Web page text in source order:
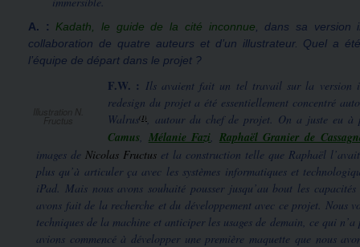
A. : Kadath, le guide de la cité inconnue , dans sa version
collaboration de quatre auteurs et d’un illustrateur. Quel a
l’équipe de départ dans le projet ?
Illustration N.
Fructus
F.W. : Ils avaient fait un tel travail sur la version
redesign du projet a été essentiellement concentré
Walrus(1), autour du chef de projet. On a juste eu à
Camus, Mélanie Fazi, Raphaël Granier de
images de Nicolas Fructus et la construction telle que Raphaël
plus qu’à articuler ça avec les systèmes informatiques et
iPad. Mais nous avons souhaité pousser jusqu’au bout les
avons fait de la recherche et du développement avec ce projet. Nous
techniques de la machine et anticiper les usages de demain, ce qui n’a
avions commencé à développer une première maquette que nous